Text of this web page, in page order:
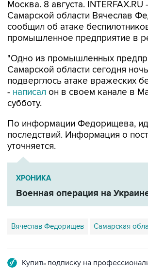
сообщил об атаке
промышленное предприятие в
"Одно из промышленных
подверглось атаке вражеских
-написалон в своем канале в
субботу.
По информации Федорищева,
уточняется.
ХРОНИКА
Военная операция на Украине
Вячеслав Федорищев Самарская
Подписаться на рассылку главных